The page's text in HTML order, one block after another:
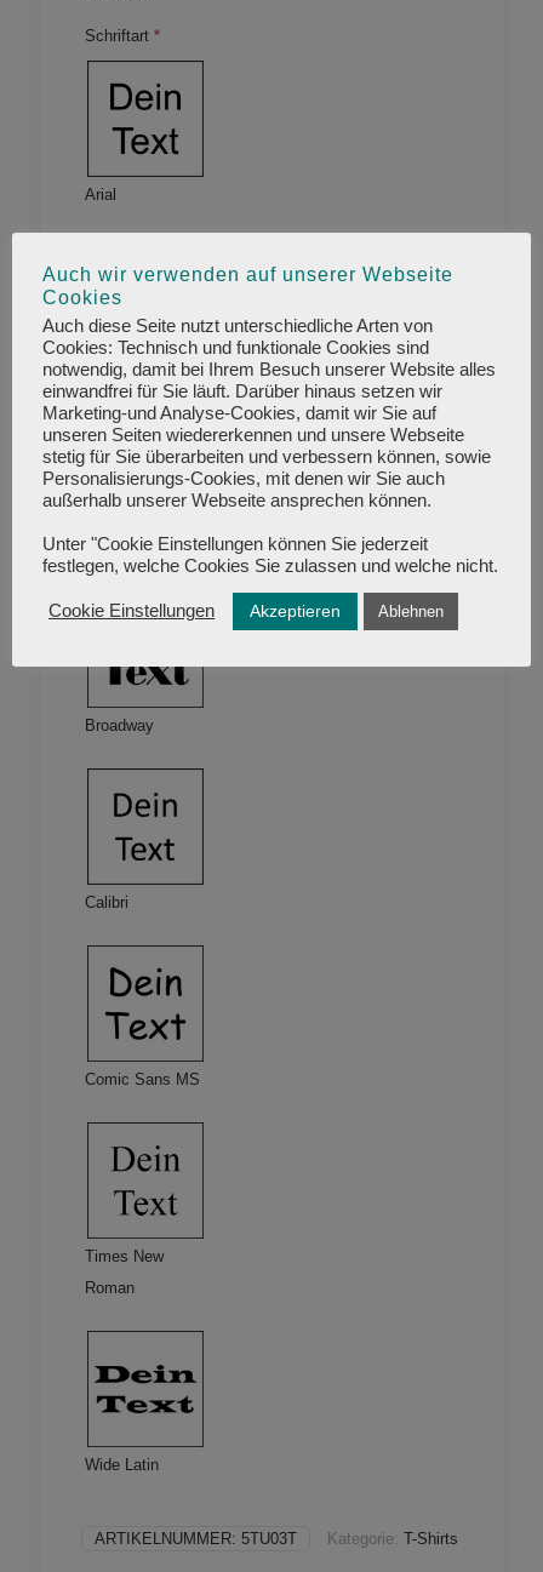
Schriftart *
Arial
Berlin Sans FB
Blacksword
Broadway
Calibri
Comic Sans MS
Times New
Roman
Wide Latin
ARTIKELNUMMER: 5TU03T Kategorie: T-Shirts
Auch wir verwenden auf unserer Webseite
Cookies
Auch diese Seite nutzt unterschiedliche Arten von
Cookies: Technisch und funktionale Cookies sind
notwendig, damit bei Ihrem Besuch unserer Website alles
einwandfrei für Sie läuft. Darüber hinaus setzen wir
Marketing-und Analyse-Cookies, damit wir Sie auf
unseren Seiten wiedererkennen und unsere Webseite
stetig für Sie überarbeiten und verbessern können, sowie
Personalisierungs-Cookies, mit denen wir Sie auch
außerhalb unserer Webseite ansprechen können.
Unter "Cookie Einstellungen können Sie jederzeit
festlegen, welche Cookies Sie zulassen und welche nicht.
Cookie Einstellungen Akzeptieren Ablehnen